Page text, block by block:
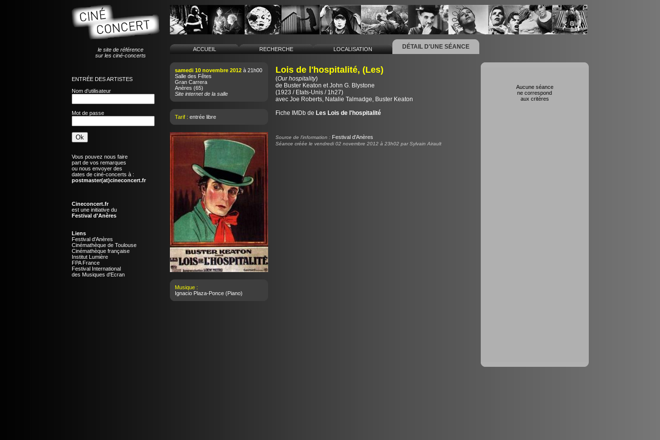
le site de référence
sur les ciné-concerts
ENTRÉE DES ARTISTES
Nom d'utilisateur
Mot de passe
Vous pouvez nous faire
part de vos remarques
ou nous envoyer des
dates de ciné-concerts à :
postmaster(at)cineconcert.fr
Cineconcert.fr
est une initiative du
Festival d'Anères
Liens
Festival d'Anères
Cinémathèque de Toulouse
Cinémathèque française
Institut Lumière
FPA France
Festival International
des Musiques d'Ecran
ACCUEIL RECHERCHE LOCALISATION DÉTAIL D'UNE SÉANCE
samedi 10 novembre 2012à 21h00
Salle des Fêtes
Gran Carrera
Anères (65)
Site internet de la salle
Tarif : entrée libre
Musique :
Ignacio Plaza-Ponce(Piano)
Lois de l'hospitalité, (Les)
(Our hospitality)
de Buster Keaton etJohn G. Blystone
(1923 / Etats-Unis / 1h27)
avec Joe Roberts, Natalie Talmadge, Buster Keaton
Fiche IMDb de Les Lois de l'hospitalité
Source de l'information : Festival d'Anères
Séance créée le vendredi 02 novembre 2012 à 23h02 par Sylvain Airault
Aucune séance
ne correspond
aux critères